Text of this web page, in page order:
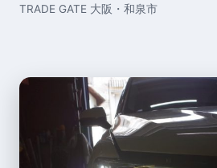
TRADE GATE 大阪・和泉市